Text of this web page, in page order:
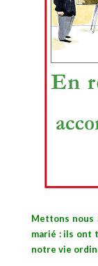
Mettons nous
marié : ils ont
notre vie